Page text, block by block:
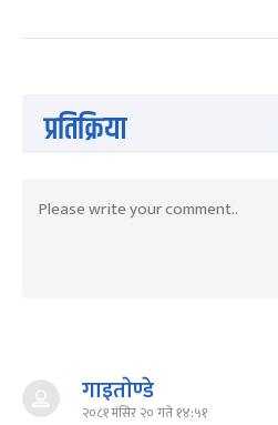
प्रतिक्रिया
गाइताेण्डे
२०८१ मंसिर २० गते १४:५१